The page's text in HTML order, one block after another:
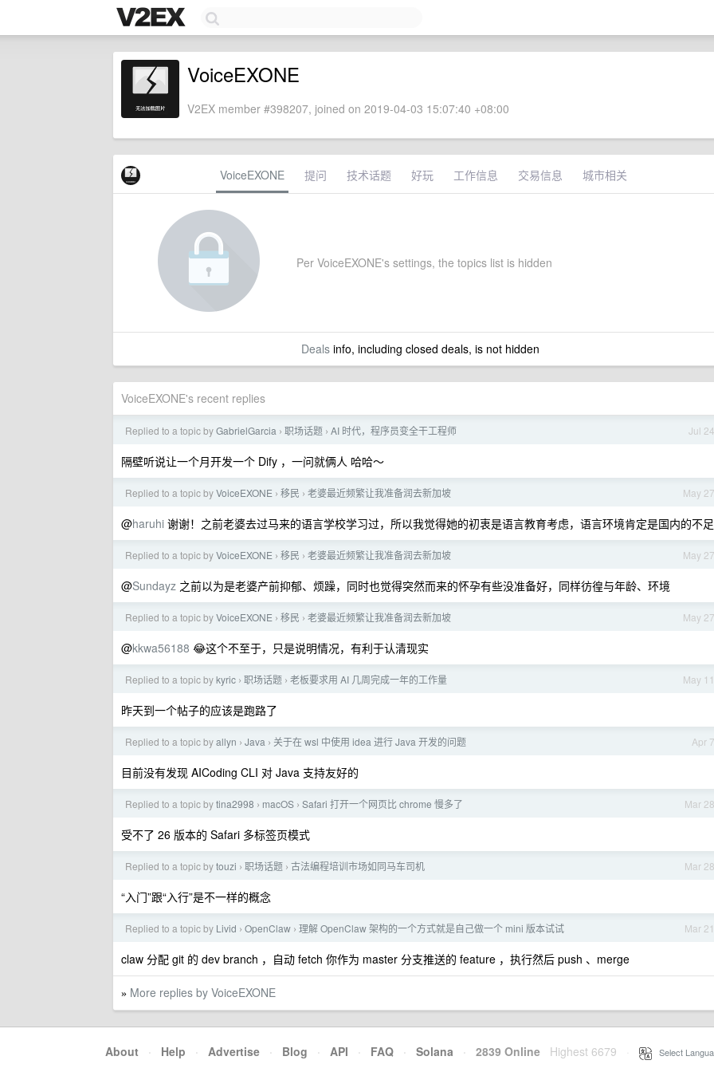
VoiceEXONE
V2EX member #398207, joined on 2019-04-03 15:07:40 +08:00
VoiceEXONE 提问 技术话题 好玩 工作信息 交易信息 城市相关
Per VoiceEXONE's settings, the topics list is hidden
Dealsinfo, including closed deals, is not hidden
VoiceEXONE's recent replies
Jul 24
Replied to a topic byGabrielGarcia › 职场话题 › AI 时代，程序员变全干工程师
隔壁听说让一个月开发一个 Dify ，一问就俩人 哈哈～
May 27
Replied to a topic byVoiceEXONE › 移民 › 老婆最近频繁让我准备润去新加坡
@haruhi 谢谢！之前老婆去过马来的语言学校学习过，所以我觉得她的初衷是语言教育考虑，语言环境肯定是国内的不足
May 27
Replied to a topic byVoiceEXONE › 移民 › 老婆最近频繁让我准备润去新加坡
@Sundayz 之前以为是老婆产前抑郁、烦躁，同时也觉得突然而来的怀孕有些没准备好，同样彷徨与年龄、环境
May 27
Replied to a topic byVoiceEXONE › 移民 › 老婆最近频繁让我准备润去新加坡
@kkwa56188 😂这个不至于，只是说明情况，有利于认清现实
May 11
Replied to a topic bykyric › 职场话题 › 老板要求用 AI 几周完成一年的工作量
昨天到一个帖子的应该是跑路了
Apr 7
Replied to a topic byallyn › Java › 关于在 wsl 中使用 idea 进行 Java 开发的问题
目前没有发现 AICoding CLI 对 Java 支持友好的
Mar 28
Replied to a topic bytina2998 › macOS › Safari 打开一个网页比 chrome 慢多了
受不了 26 版本的 Safari 多标签页模式
Mar 28
Replied to a topic bytouzi › 职场话题 › 古法编程培训市场如同马车司机
“入门”跟“入行”是不一样的概念
Mar 21
Replied to a topic by Livid › OpenClaw › 理解 OpenClaw 架构的一个方式就是自己做一个 mini 版本试试
claw 分配 git 的 dev branch ，自动 fetch 你作为 master 分支推送的 feature ，执行然后 push 、merge
» More replies by VoiceEXONE
About · Help · Advertise · Blog · API · FAQ · Solana · 2839 Online Highest 6679 Select